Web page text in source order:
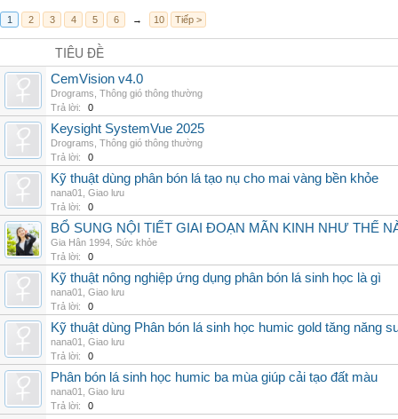
1 2 3 4 5 6 → 10 Tiếp >
TIÊU ĐỀ
CemVision v4.0
Drograms Thông gió thông thường
Trả lời:
0
Keysight SystemVue 2025
Drograms Thông gió thông thường
Trả lời:
0
Kỹ thuật dùng phân bón lá tạo nụ cho mai vàng bền khỏe
nana01
Giao lưu
Trả lời:
0
BỔ SUNG NỘI TIẾT GIAI ĐOẠN MÃN KINH NHƯ THẾ
Gia Hân 1994 Sức khỏe
Trả lời:
0
Kỹ thuật nông nghiệp ứng dụng phân bón lá sinh học là gì
nana01
Giao lưu
Trả lời:
0
Kỹ thuật dùng Phân bón lá sinh học humic gold tăng năng
nana01
Giao lưu
Trả lời:
0
Phân bón lá sinh học humic ba mùa giúp cải tạo đất màu
nana01
Giao lưu
Trả lời:
0